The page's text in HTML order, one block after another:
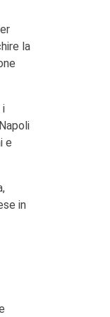
la
i
e
in